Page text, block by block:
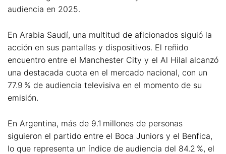
audiencia en 2025.
En Arabia Saudí, una multitud de aficionados siguió la
acción en sus pantallas y dispositivos. El reñido
encuentro entre el Manchester City y el Al Hilal alcanzó
una destacada cuota en el mercado nacional, con un
77.9 % de audiencia televisiva en el momento de su
emisión.
En Argentina, más de 9.1 millones de personas
siguieron el partido entre el Boca Juniors y el Benfica,
lo que representa un índice de audiencia del 84.2 %, el